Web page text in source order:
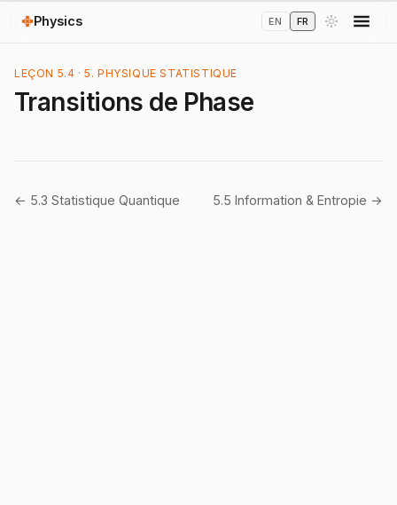
Physics EN FR
LEÇON 5.4 · 5. PHYSIQUE STATISTIQUE
Transitions de Phase
← 5.3 Statistique Quantique 5.5 Information & Entropie →